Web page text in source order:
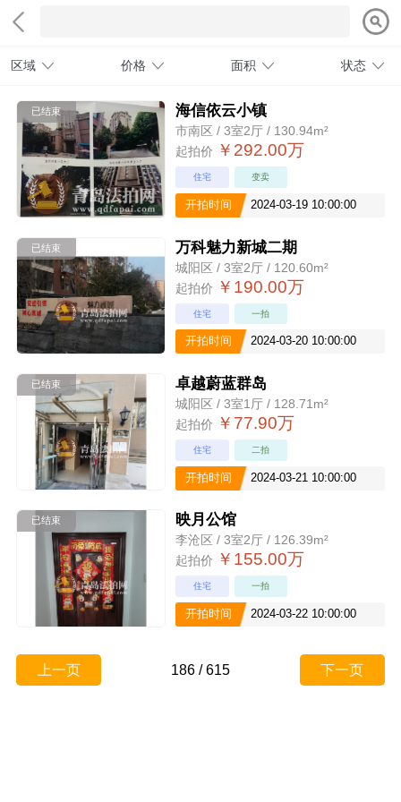
区域 价格 面积 状态
已结束 海信依云小镇
市南区 / 3室2厅 / 130.94m²
起拍价 ￥292.00万
住宅 变卖
开拍时间 2024-03-19 10:00:00
已结束 万科魅力新城二期
城阳区 / 3室2厅 / 120.60m²
起拍价 ￥190.00万
住宅 一拍
开拍时间 2024-03-20 10:00:00
已结束 卓越蔚蓝群岛
城阳区 / 3室1厅 / 128.71m²
起拍价 ￥77.90万
住宅 二拍
开拍时间 2024-03-21 10:00:00
已结束 映月公馆
李沧区 / 3室2厅 / 126.39m²
起拍价 ￥155.00万
住宅 一拍
开拍时间 2024-03-22 10:00:00
上一页 186 /615 下一页